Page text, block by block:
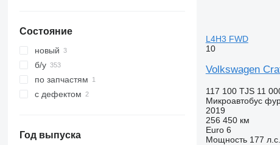
Состояние
новый
б/у
по запчастям
с дефектом
Год выпуска
L4H3 FWD
10
Volkswagen
117 100 TJS 11
Микроавтобус
2019
256 450 км
Euro 6
Мощность 177